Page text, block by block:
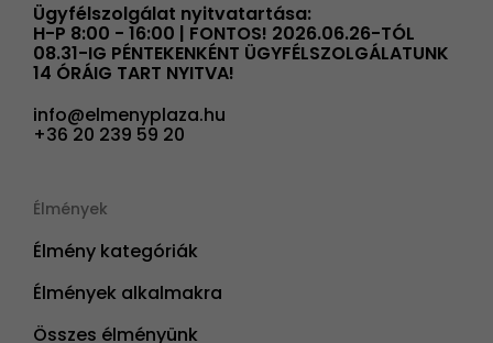
Ügyfélszolgálat nyitvatartása:
H-P 8:00 - 16:00 | FONTOS! 2026.06.26-TÓL
08.31-IG PÉNTEKENKÉNT ÜGYFÉLSZOLGÁLATUNK
14 ÓRÁIG TART NYITVA!
info@elmenyplaza.hu
+36 20 239 59 20
Élmények
Élmény kategóriák
Élmények alkalmakra
Összes élményünk